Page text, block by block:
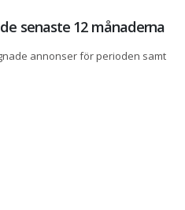
senaste 12 månaderna
annonser för perioden samt